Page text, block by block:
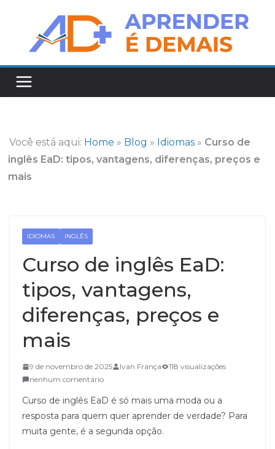
Você está aqui: Home » Blog » Idiomas » Curso de
inglês EaD: tipos, vantagens, diferenças, preços e
mais
IDIOMAS INGLÊS
Curso de inglês EaD:
tipos, vantagens,
diferenças, preços e
mais
9 de novembro de 2025 Ivan França
118 visualizações
nenhum comentário
Curso de inglês EaD é só mais uma moda ou a
resposta para quem quer aprender de verdade? Para
muita gente, é a segunda opção.